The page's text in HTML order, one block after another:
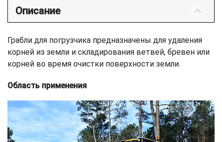
Описание
Грабли для погрузчика предназначены для удаления
корней из земли и складирования ветвей, бревен или
корней во время очистки поверхности земли.
Область применения